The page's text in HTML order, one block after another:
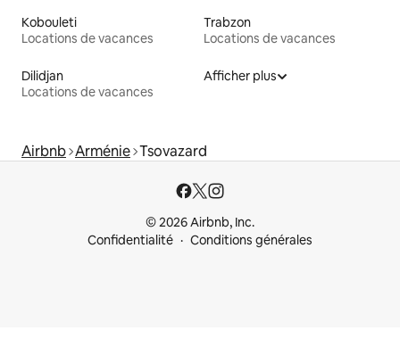
Kobouleti
Locations de vacances
Trabzon
Locations de vacances
Dilidjan
Locations de vacances
Afficher plus
Airbnb Arménie Tsovazard
© 2026 Airbnb, Inc.
Confidentialité
Conditions générales